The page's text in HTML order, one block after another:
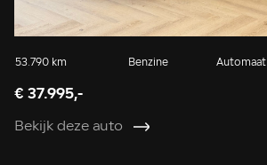
53.790 km Benzine Automaat
€ 37.995,-
Bekijk deze auto